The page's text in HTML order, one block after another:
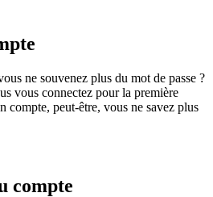
ne souvenez plus du mot de passe ?
vous connectez pour la première
compte, peut-être, vous ne savez plus
compte